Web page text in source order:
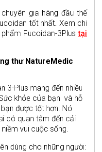
gia hàng đầu thế
tốt nhất. Xem chi
Fucoidan-3Plustại
thư NatureMedic
3-Plus mang đến nhiều
khỏe của bạn và hỗ
được tốt hơn. Nó
có quan tâm đến cải
vui cuộc sống.
dùng cho những người: